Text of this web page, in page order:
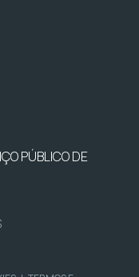
PÚBLICO DE